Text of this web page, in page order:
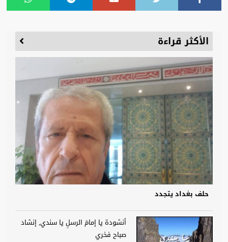
الأكثر قراءة
حلف بغداد يتجدد
أنشودة يا إمامَ الرسلِ يا سندي, إنشاد
صباح فخري